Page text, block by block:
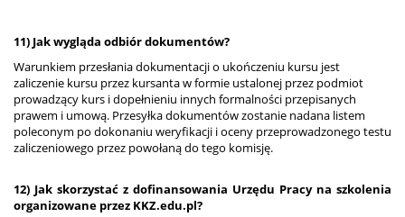
11) Jak wygląda odbiór dokumentów?
Warunkiem przesłania dokumentacji o ukończeniu kursu jest
zaliczenie kursu przez kursanta w formie ustalonej przez podmiot
prowadzący kurs i dopełnieniu innych formalności przepisanych
prawem i umową. Przesyłka dokumentów zostanie nadana listem
poleconym po dokonaniu weryfikacji i oceny przeprowadzonego testu
zaliczeniowego przez powołaną do tego komisję.
12) Jak skorzystać z dofinansowania Urzędu Pracy na szkolenia
organizowane przez KKZ.edu.pl?